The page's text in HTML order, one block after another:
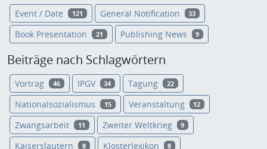
Event / Date 121 General Notification 33
Book Presentation 21 Publishing News 9
Beiträge nach Schlagwörtern
Vortrag 46 IPGV 34 Tagung 22
Nationalsozialismus 15 Veranstaltung 12
Zwangsarbeit 11 Zweiter Weltkrieg 9
Kaiserslautern 8 Klosterlexikon 8